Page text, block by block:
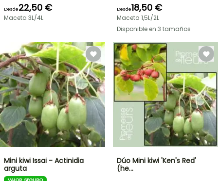
Desde22,50 €
Maceta 3L/4L
Desde18,50 €
Maceta 1,5L/2L
Disponible en 3 tamaños
Mini kiwi Issai - Actinidia
arguta
Dúo Mini kiwi 'Ken's Red'
(he…